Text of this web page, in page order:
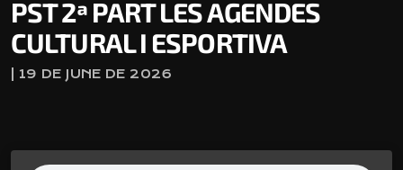
PST 2ª PART LES AGENDES
CULTURAL I ESPORTIVA
| 19 DE JUNE DE 2026